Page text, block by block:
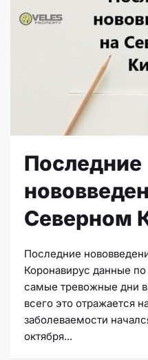
Последние
Северном
Последние
Коронавирус данные
самые тревожные дни
всего это отражается
заболеваемости
октября...